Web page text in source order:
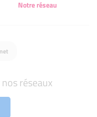
Notre réseau
réseaux